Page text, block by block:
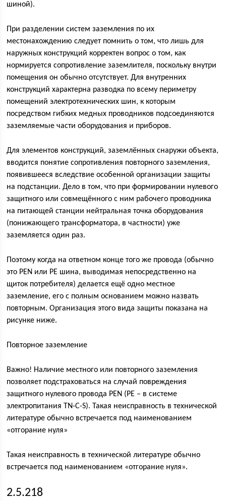
шиной).
При разделении систем заземления по их
местонахождению следует помнить о том, что лишь для
наружных конструкций корректен вопрос о том, как
нормируется сопротивление заземлителя, поскольку внутри
помещения он обычно отсутствует. Для внутренних
конструкций характерна разводка по всему периметру
помещений электротехнических шин, к которым
посредством гибких медных проводников подсоединяются
заземляемые части оборудования и приборов.
Для элементов конструкций, заземлённых снаружи объекта,
вводится понятие сопротивления повторного заземления,
появившееся вследствие особенной организации защиты
на подстанции. Дело в том, что при формировании нулевого
защитного или совмещённого с ним рабочего проводника
на питающей станции нейтральная точка оборудования
(понижающего трансформатора, в частности) уже
заземляется один раз.
Поэтому когда на ответном конце того же провода (обычно
это PEN или PE шина, выводимая непосредственно на
щиток потребителя) делается ещё одно местное
заземление, его с полным основанием можно назвать
повторным. Организация этого вида защиты показана на
рисунке ниже.
Повторное заземление
Важно! Наличие местного или повторного заземления
позволяет подстраховаться на случай повреждения
защитного нулевого провода PEN (PE – в системе
электропитания TN-C-S). Такая неисправность в технической
литературе обычно встречается под наименованием
«отгорание нуля»
Такая неисправность в технической литературе обычно
встречается под наименованием «отгорание нуля».
2.5.218